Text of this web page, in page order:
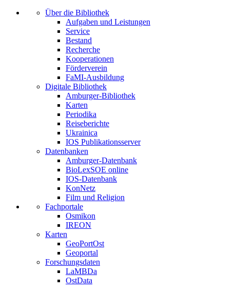
Über die Bibliothek
Aufgaben und Leistungen
Service
Bestand
Recherche
Kooperationen
Förderverein
FaMI-Ausbildung
Digitale Bibliothek
Amburger-Bibliothek
Karten
Periodika
Reiseberichte
Ukrainica
IOS Publikationsserver
Datenbanken
Amburger-Datenbank
BioLexSOE online
IOS-Datenbank
KonNetz
Film und Religion
Fachportale
Osmikon
IREON
Karten
GeoPortOst
Geoportal
Forschungsdaten
LaMBDa
OstData